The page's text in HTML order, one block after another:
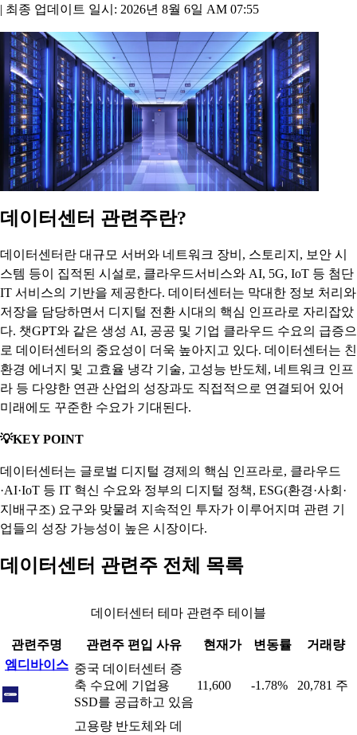
| 최종 업데이트 일시: 2026년 8월 6일 AM 07:55
데이터센터 관련주란?
데이터센터란 대규모 서버와 네트워크 장비, 스토리지, 보안 시
스템 등이 집적된 시설로, 클라우드서비스와 AI, 5G, IoT 등 첨단
IT 서비스의 기반을 제공한다. 데이터센터는 막대한 정보 처리와
저장을 담당하면서 디지털 전환 시대의 핵심 인프라로 자리잡았
다. 챗GPT와 같은 생성 AI, 공공 및 기업 클라우드 수요의 급증으
로 데이터센터의 중요성이 더욱 높아지고 있다. 데이터센터는 친
환경 에너지 및 고효율 냉각 기술, 고성능 반도체, 네트워크 인프
라 등 다양한 연관 산업의 성장과도 직접적으로 연결되어 있어
미래에도 꾸준한 수요가 기대된다.
💡KEY POINT
데이터센터는 글로벌 디지털 경제의 핵심 인프라로, 클라우드
·AI·IoT 등 IT 혁신 수요와 정부의 디지털 정책, ESG(환경·사회·
지배구조) 요구와 맞물려 지속적인 투자가 이루어지며 관련 기
업들의 성장 가능성이 높은 시장이다.
데이터센터 관련주 전체 목록
데이터센터 테마 관련주 테이블
관련주명 관련주 편입 사유 현재가 변동률
거래량
엠디바이스 중국 데이터센터 증
축 수요에 기업용
SSD를 공급하고 있음
11,600 -1.78% 20,781 주
고용량 반도체와 데